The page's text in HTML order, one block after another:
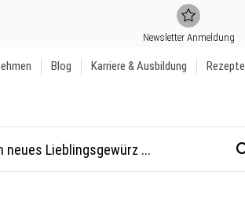
Newsletter Anmeldung
Blog Karriere & Ausbildung Rezepte